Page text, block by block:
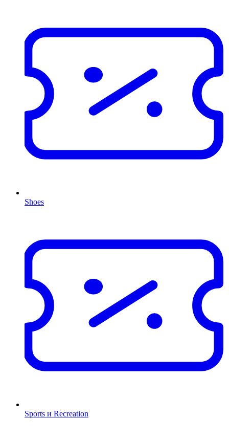
Shoes
Sports и Recreation